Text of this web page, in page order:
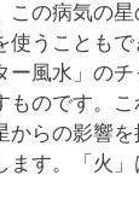
この病気の
うこともで
ー風水」の
ものです。
からの影響
ます。「火